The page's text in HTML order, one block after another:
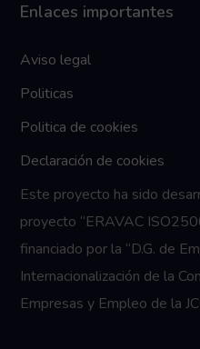
Enlaces importantes
Aviso legal
Politicas
Politica de cookies
Declaración de cookies
Este proyecto ha sido
proyecto “ERAVAC
financiado por la “D.G. de
Internacionalización de la
Empresas y Empleo de la